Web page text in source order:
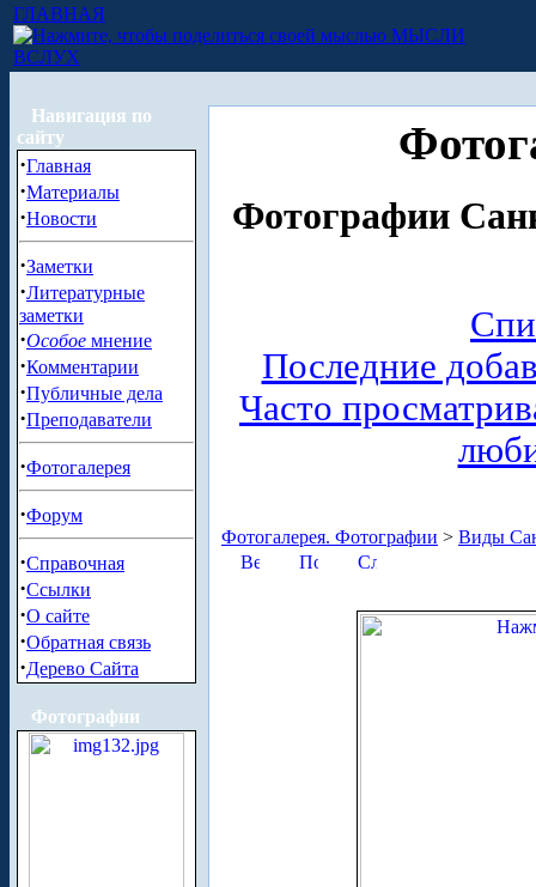
ГЛАВНАЯ
МЫСЛИ
ВСЛУХ
Навигация по
сайту
·Главная
·Материалы
·Новости
·Заметки
·Литературные
заметки
·Особое мнение
·Комментарии
·Публичные дела
·Преподаватели
·Фотогалерея
·Форум
·Справочная
·Ссылки
·О сайте
·Обратная связь
·Дерево Сайта
Фотографии
Фотографии
Последние
Часто
Фотогалерея. Фотографии > Виды